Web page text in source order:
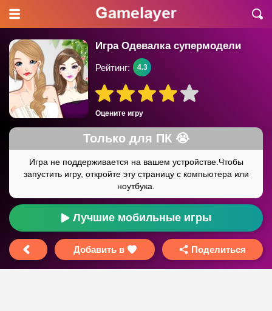
Игра Одевалка супермодели
Оцените игру
Рейтинг: 4.3
Лучшие мобильные игры
Добавить в Поделиться